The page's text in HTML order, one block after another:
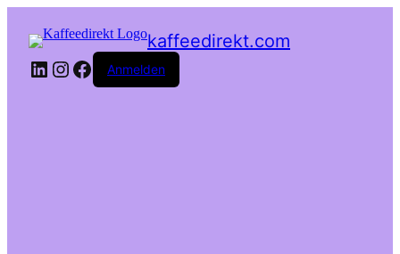
kaffeedirekt.com
LinkedIn
Instagram
Facebook
Anmelden